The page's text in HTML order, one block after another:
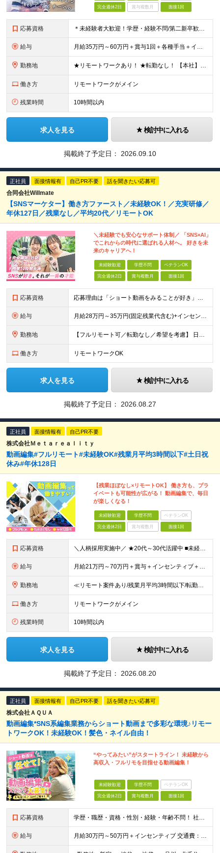
完全週休2日 賞与複数月 面接1回
応募資格 ＊未経験者大歓迎！学歴・経験不問/第二新卒歓迎/6ヶ月の充実研修/WEB面接可能＊ ▼未経験歓迎＆完全ポテンシャル採用！▼ 基礎のキソから学べる研修があるので経験は一切不問！ 面接では「あなたの想
給与 月給35万円～60万円＋賞与1回＋各種手当＋インセンティブ ★Point：経験者の方は100％年収UPでの待遇提示も可能！ 【インセンティブについて】 プロジェクト報酬：PJ単価に応じて支給 ※
勤務地 ★リモートワークあり！ ★転勤なし！ 【本社】東京都港区虎ノ門1-16-16 虎ノ門一丁目MGビル ∟虎ノ門駅から徒歩3分のピカピカのオフィス ※その他、1都3県を中心としたプロジェクト先 ※親会
働き方 リモートワークがメイン
残業時間 10時間以内
求人を見る 検討中に入れる
掲載終了予定日： 2026.09.10
正社員 面接情報有 自己PR不要 話を聞きたい応募可
合同会社Willmate
【SNSマーケター】働き方ファースト／未経験OK！／充実研修／
年休127日／残業なし／平均20代／リモートOK
＼未経験でも安心なサポート体制／ 「SNS×AI」
でこれからの時代に選ばれる人材へ。 好きを未
来のキャリアへ！
未経験歓迎 学歴不問 ベテランOK
完全週休2日 賞与複数月 面接1回
応募資格 応募理由は「ショート動画をみることが好き」でOK！ #学歴不問 #未経験OK ★1つでも当てはまれば、マッチング率高め★ □ SNSや動画制作に興味がある方 □ アイデアを考えることが好きな方 □
給与 月給28万円～35万円(固定残業代含む)+インセンティブ＋各種手当 ※経験・能力等を考慮の上、決定します。 ※残業はほとんどありませんが、発生した場合は時間外手当を100％支給します。 【固定残業
勤務地 【フルリモート可／転勤なし／希望を考慮】 日本47都道府県、どこでも就業可能！ （東京・神奈川・埼玉・千葉・北海道・宮城・愛知・大阪・福岡・新潟など 各拠点近郊のプロジェクト先） 【Point】
働き方 リモートワークOK
求人を見る 検討中に入れる
掲載終了予定日： 2026.08.27
正社員 面接情報有 自己PR不要
株式会社Ｍｅｔａｒｅａｌｉｔｙ
動画編集#フルリモート#未経験OK#残業月平均3時間以下#土日祝
休み#年休128日
【残業ほぼなし×リモートOK】 働き方も、プラ
イベートも可能性が広がる！ 動画編集で、毎日
が楽しくなる！
未経験歓迎 学歴不問 ベテランOK
完全週休2日 賞与複数月 面接1回
応募資格 ＼人柄採用実施中／ ★20代～30代活躍中 ■未経験OK ■学歴不問 ■第二新卒歓迎 ■ブランクOK 【こんな方、ぴったりです！】 □ コミュニケーションを大切にできる方 →チーム連携やクライアント
給与 月給21万円～70万円＋賞与＋インセンティブ＋各種手当 ◎インセンティブ 5万～90万円等の支給実績あり！ 貴方の頑張りをしっかり評価します。 【各種手当】 ■賞与年1回 ■昇給年1回（初年度は2
勤務地 ≪リモート案件あり/残業月平均3時間以下/転勤なし/駅から徒歩4分≫ 東京本社、または関東・関西のプロジェクト先 【本社】 東京都豊島区東池袋一丁目17番11号 パークハイツ池袋1105号 【大阪
働き方 リモートワークがメイン
残業時間 10時間以内
求人を見る 検討中に入れる
掲載終了予定日： 2026.08.20
正社員 面接情報有 自己PR不要 話を聞きたい応募可
株式会社ＡＱＵＡ
動画編集*SNS系編集業務からショート動画まで多彩な環境♪リモー
トワークOK！未経験OK！髪色・ネイル自由！
“やってみたい”がスタートライン！ 未経験から
高収入・フルリモを目指せる動画編集！
未経験歓迎 学歴不問 ベテランOK
完全週休2日 賞与複数月 面接1回
応募資格 学歴・職歴・資格・性別・経験・年齢不問！ 社会人経験ゼロ、昼職経験ゼロでもご安心ください♪ 〈年功序列の完全撤廃〉 学歴、職歴、資格、経験など関係なく 頑張った分だけ正当に評価される。 だから昇格
給与 月給30万円～50万円＋インセンティブ 交通費：全額支給 ※試用期間3ヶ月間は契約社員で月給25万円 ※研修先は、面談時にご相談させていただきます ☆昇給・昇格有 ☆インセンティブ有